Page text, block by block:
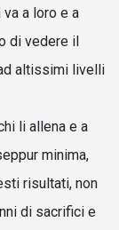
a loro e a
di vedere il
altissimi livelli
li allena e a
minima,
risultati, non
di sacrifici e